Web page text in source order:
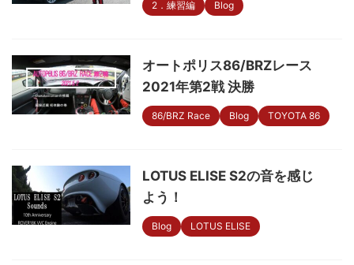
2．練習編 Blog
オートポリス86/BRZレース
2021年第2戦 決勝
86/BRZ Race Blog TOYOTA 86
LOTUS ELISE S2の音を感じ
よう！
Blog LOTUS ELISE